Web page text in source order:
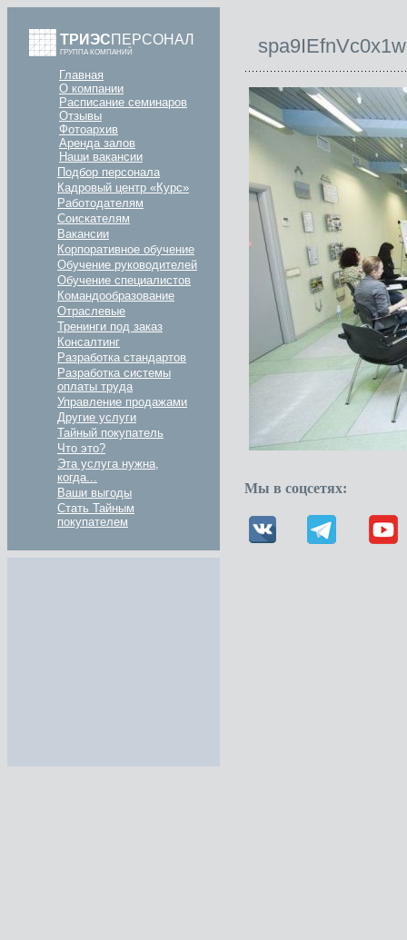
ТРИЭСПЕРСОНАЛ
ГРУППА КОМПАНИЙ
Главная
О компании
Расписание семинаров
Отзывы
Фотоархив
Аренда залов
Наши вакансии
Подбор персонала
Кадровый центр «Курс»
Работодателям
Соискателям
Вакансии
Корпоративное обучение
Обучение руководителей
Обучение специалистов
Командообразование
Отраслевые
Тренинги под заказ
Консалтинг
Разработка стандартов
Разработка системы
оплаты труда
Управление продажами
Другие услуги
Тайный покупатель
Что это?
Эта услуга нужна,
когда...
Ваши выгоды
Стать Тайным
покупателем
Мы в соцсетях: